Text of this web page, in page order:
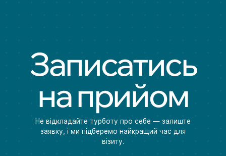
Записатись
на прийом
Не відкладайте турботу про себе — залиште
заявку, і ми підберемо найкращий час для
візиту.